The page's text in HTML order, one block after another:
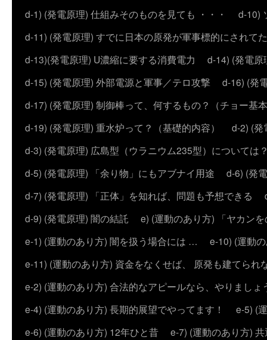
d-1) (発電原理) 仕組みそのものを見ても ・・・
d-10)
d-11) (発電原理) すでに日本の原発が軍事標的にされて
d-13)(発電原理) U濃縮に要する消費電力
d-14) (発電
d-15) (発電原理) 外部電源と軍事／テロ攻撃
d-16) (発
d-17) (発電原理) 制御棒って、何するもの？（チョー基
d-19) (発電原理) 重水炉って？（基礎的内容）
d-2) (発
d-3) (発電原理) 広島型（ウラニウム235型）については
d-5) (発電原理) 「余り物」にもアブナイ用途
d-6) (発
d-7) (発電原理) 「正体」を知れば、問題も予想できる
d-9) (発電原理) 闇の結託
e) (運動のあり方) 「ヤカン
e-1) (運動のあり方) 闇を扱う場合には …
e-10) (運動
e-11) (運動のあり方) 資金をなくせば、 原発も建てられ
e-2) (運動のあり方) 合法的なアピールなら、やりましょ
e-4) (運動のあり方) 長期的展望でやってます！
e-5) (
e-6) (運動のあり方) 12年ひと昔
e-7) (運動のあり方)